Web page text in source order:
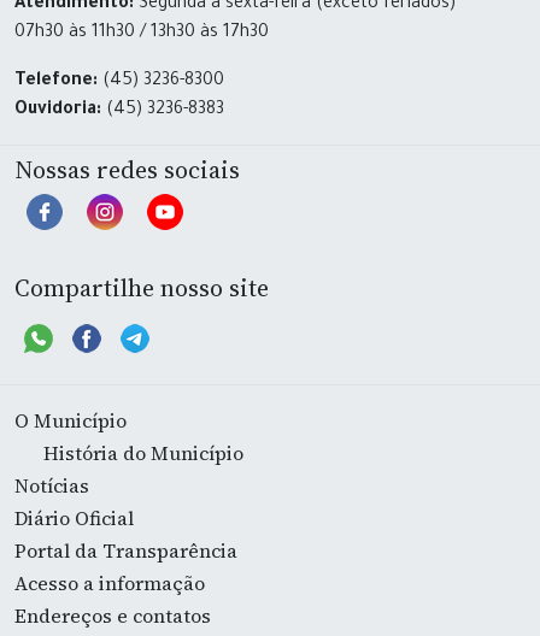
Atendimento: Segunda a sexta-feira (exceto feriados)
07h30 às 11h30 / 13h30 às 17h30
Telefone: (45) 3236-8300
Ouvidoria: (45) 3236-8383
Nossas redes sociais
Compartilhe nosso site
O Município
História do Município
Notícias
Diário Oficial
Portal da Transparência
Acesso a informação
Endereços e contatos